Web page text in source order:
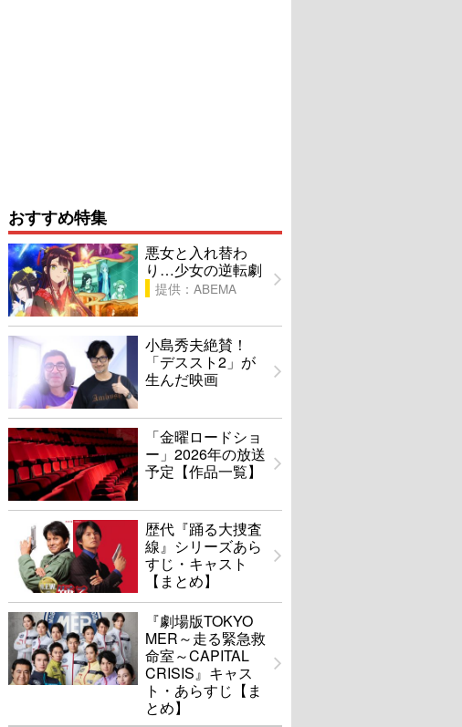
おすすめ特集
悪女と入れ替わ
り…少女の逆転劇
提供：ABEMA
小島秀夫絶賛！
「デススト2」が
生んだ映画
「金曜ロードショ
ー」2026年の放送
予定【作品一覧】
歴代『踊る大捜査
線』シリーズあら
すじ・キャスト
【まとめ】
『劇場版TOKYO
MER～走る緊急救
命室～CAPITAL
CRISIS』キャス
ト・あらすじ【ま
とめ】